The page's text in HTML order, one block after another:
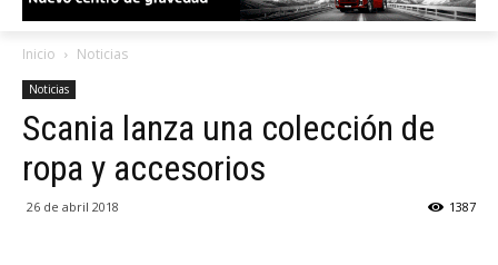
Inicio Noticias
Noticias
Scania lanza una colección de
ropa y accesorios
26 de abril 2018 1387